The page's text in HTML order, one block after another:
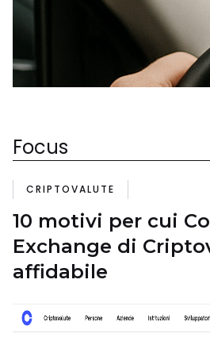
Focus
CRIPTOVALUTE
10 motivi per cui
Exchange di
affidabile